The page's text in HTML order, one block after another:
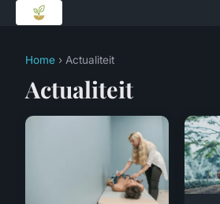
Home › Actualiteit
Actualiteit